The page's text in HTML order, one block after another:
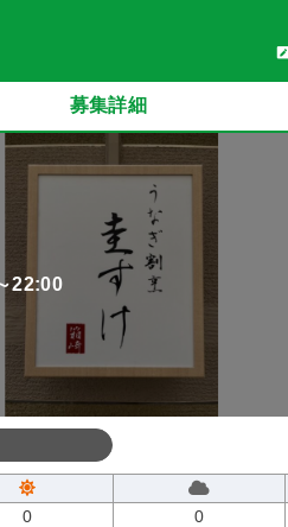
募集詳細
22:00
0 0